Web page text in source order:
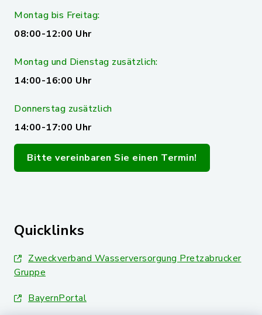
Montag bis Freitag:
08:00-12:00 Uhr
Montag und Dienstag zusätzlich:
14:00-16:00 Uhr
Donnerstag zusätzlich
14:00-17:00 Uhr
Bitte vereinbaren Sie einen Termin!
Quicklinks
Zweckverband Wasserversorgung Pretzabrucker
Gruppe
BayernPortal